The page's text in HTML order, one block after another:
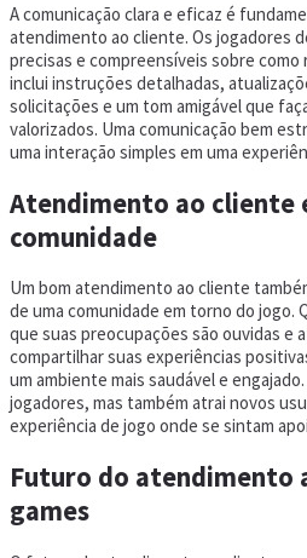
A comunicação clara e eficaz é
atendimento ao cliente. Os jogadores
precisas e compreensíveis sobre
inclui instruções detalhadas,
solicitações e um tom amigável que
valorizados. Uma comunicação bem
uma interação simples em uma
Atendimento ao cliente
comunidade
Um bom atendimento ao cliente
de uma comunidade em torno do jogo.
que suas preocupações são ouvidas e
compartilhar suas experiências
um ambiente mais saudável e
jogadores, mas também atrai novos
experiência de jogo onde se sintam
Futuro do atendimento
games